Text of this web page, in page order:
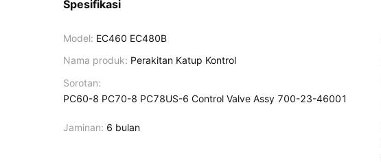
Spesifikasi
Model: EC460 EC480B
Nama produk: Perakitan Katup Kontrol
Sorotan:
PC60-8 PC70-8 PC78US-6 Control Valve Assy 700-23-46001
Jaminan: 6 bulan